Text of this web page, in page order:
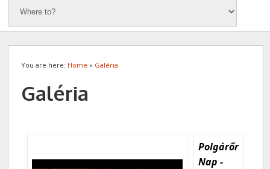
You are here: Home » Galéria
Galéria
Polgárőr
Nap -